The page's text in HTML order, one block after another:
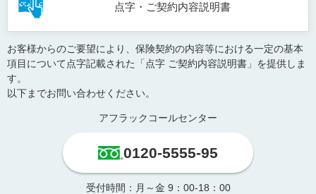
点字・ご契約内容説明書
お客様からのご要望により、保険契約の内容等における一定の基本
項目について点字記載された「点字 ご契約内容説明書」を提供しま
す。
以下までお問い合わせください。
アフラックコールセンター
0120-5555-95
受付時間：月～金 9：00-18：00